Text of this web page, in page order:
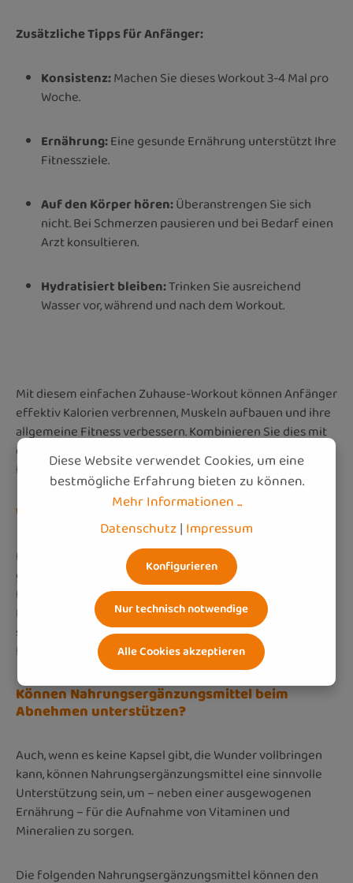
Zusätzliche Tipps für Anfänger:
Konsistenz:Machen Sie dieses Workout 3-4 Mal pro
Woche.
Ernährung:Eine gesunde Ernährung unterstützt Ihre
Fitnessziele.
Auf den Körper hören:Überanstrengen Sie sich
nicht. Bei Schmerzen pausieren und bei Bedarf einen
Arzt konsultieren.
Hydratisiert bleiben:Trinken Sie ausreichend
Wasser vor, während und nach dem Workout.
Mit diesem einfachen Zuhause-Workout können Anfänger
effektiv Kalorien verbrennen, Muskeln aufbauen und ihre
allgemeine Fitness verbessern. Kombinieren Sie dies mit
einer gesunden Ernährung und Sie werden schnell
Fortschritte sehen!
Wie abnehmen ohne Sport?
Für manche Menschen ist intensiver Sport aufgrund von
gesundheitlichen Gründen nicht möglich. In solchen
Fällen können angepasste Bewegungsformen wie Yoga,
Pilates oder sanfte Spaziergänge eine gute Alternative
sein, um den Stoffwechsel anzukurbeln und dennoch
Kalorien zu verbrennen.
Können Nahrungsergänzungsmittel beim
Abnehmen unterstützen?
Auch, wenn es keine Kapsel gibt, die Wunder vollbringen
kann, können Nahrungsergänzungsmittel eine sinnvolle
Unterstützung sein, um – neben einer ausgewogenen
Ernährung – für die Aufnahme von Vitaminen und
Mineralien zu sorgen.
Die folgenden Nahrungsergänzungsmittel können den
Diese Website verwendet Cookies, um eine
bestmögliche Erfahrung bieten zu können.
Mehr Informationen ...
Datenschutz| Impressum
Nur technisch notwendige
Konfigurieren
Alle Cookies akzeptieren